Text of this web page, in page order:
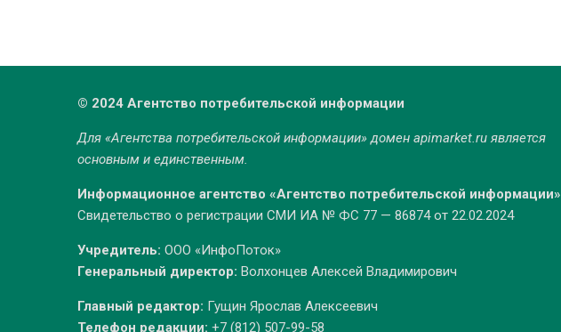
© 2024 Агентство потребительской информации
Для «Агентства потребительской информации» домен apimarket.ruявляется
основным и единственным.
Информационное агентство «Агентство потребительской информации»
Свидетельство о регистрации СМИ ИА № ФС 77 — 86874 от 22.02.2024
Учредитель: ООО «ИнфоПоток»
Генеральный директор: Волхонцев Алексей Владимирович
Главный редактор: Гущин Ярослав Алексеевич
Телефон редакции: +7 (812) 507-99-58